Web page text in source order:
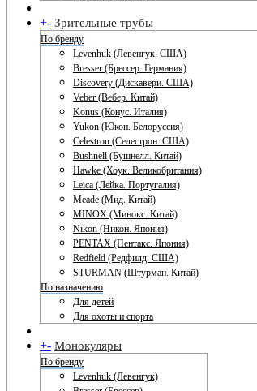
+- Зрительные трубы
По бренду
Levenhuk (Левенгук. США)
Bresser (Брессер. Германия)
Discovery (Дискавери. США)
Veber (Вебер. Китай)
Konus (Конус. Италия)
Yukon (Юкон. Белоруссия)
Celestron (Селестрон. США)
Bushnell (Бушнелл. Китай)
Hawke (Хоук. Великобритания)
Leica (Лейка. Португалия)
Meade (Мид. Китай)
MINOX (Минокс. Китай)
Nikon (Никон. Япония)
PENTAX (Пентакс. Япония)
Redfield (Редфилд. США)
STURMAN (Штурман. Китай)
По назначению
Для детей
Для охоты и спорта
+- Монокуляры
По бренду
Levenhuk (Левенгук)